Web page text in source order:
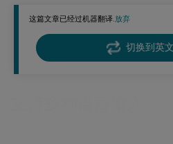
这篇文章已经过机器翻译.放弃
切换到英文